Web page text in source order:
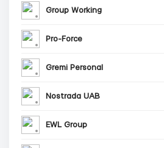
Group Working
Pro-Force
Gremi Personal
Nostrada UAB
EWL Group